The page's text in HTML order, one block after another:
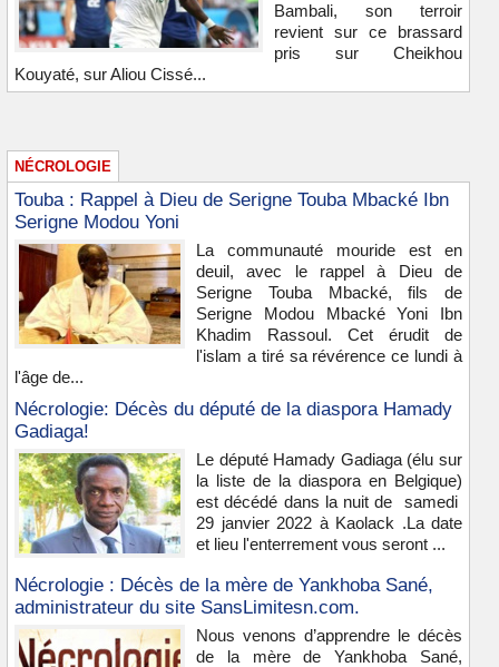
Bambali, son terroir
revient sur ce brassard
pris sur Cheikhou
Kouyaté, sur Aliou Cissé...
NÉCROLOGIE
Touba : Rappel à Dieu de Serigne Touba Mbacké Ibn
Serigne Modou Yoni
La communauté mouride est en
deuil, avec le rappel à Dieu de
Serigne Touba Mbacké, fils de
Serigne Modou Mbacké Yoni Ibn
Khadim Rassoul. Cet érudit de
l'islam a tiré sa révérence ce lundi à
l'âge de...
Nécrologie: Décès du député de la diaspora Hamady
Gadiaga!
Le député Hamady Gadiaga (élu sur
la liste de la diaspora en Belgique)
est décédé dans la nuit de samedi
29 janvier 2022 à Kaolack .La date
et lieu l'enterrement vous seront ...
Nécrologie : Décès de la mère de Yankhoba Sané,
administrateur du site SansLimitesn.com.
Nous venons d’apprendre le décès
de la mère de Yankhoba Sané,